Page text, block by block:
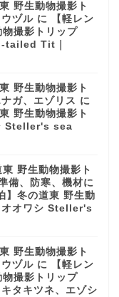
野生動物撮影ト
ヅル に
【軽レン
物撮影トリップ
tailed Tit｜
野生動物撮影ト
ガ、エゾリス に
野生動物撮影ト
Steller's sea
野生動物撮影ト
、防寒、機材に
】冬の道東 野生動
オワシ Steller's
野生動物撮影ト
ヅル に
【軽レン
物撮影トリップ
タキツネ、エゾシ